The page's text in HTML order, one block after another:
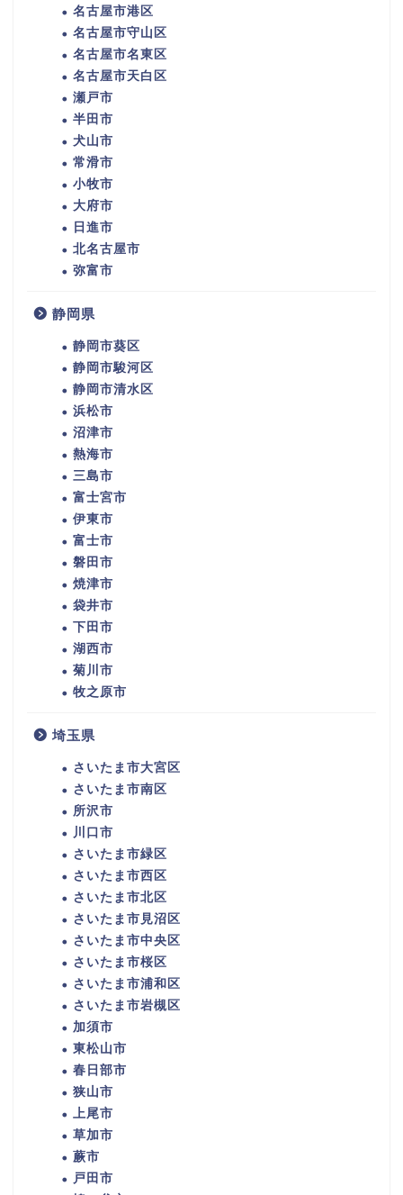
名古屋市港区
名古屋市守山区
名古屋市名東区
名古屋市天白区
瀬戸市
半田市
犬山市
常滑市
小牧市
大府市
日進市
北名古屋市
弥富市
静岡県
静岡市葵区
静岡市駿河区
静岡市清水区
浜松市
沼津市
熱海市
三島市
富士宮市
伊東市
富士市
磐田市
焼津市
袋井市
下田市
湖西市
菊川市
牧之原市
埼玉県
さいたま市大宮区
さいたま市南区
所沢市
川口市
さいたま市緑区
さいたま市西区
さいたま市北区
さいたま市見沼区
さいたま市中央区
さいたま市桜区
さいたま市浦和区
さいたま市岩槻区
加須市
東松山市
春日部市
狭山市
上尾市
草加市
蕨市
戸田市